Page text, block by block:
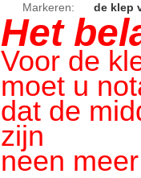
Markeren: de klep
Het
Voor de
moet u
dat de
zijn
neen